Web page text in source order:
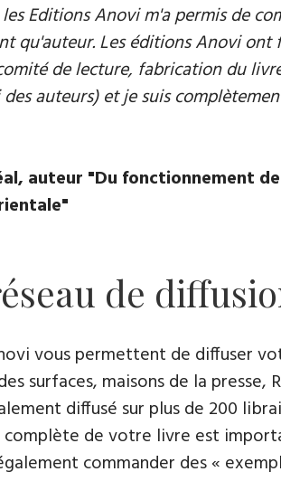
Editions Anovi m'a permis de
qu'auteur. Les éditions Anovi
de lecture, fabrication du
auteurs) et je suis
auteur ​"Du fonctionnement
de
vous permettent de diffuser
surfaces, maisons de la presse,
diffusé sur plus de 200
de votre livre est
commander des «